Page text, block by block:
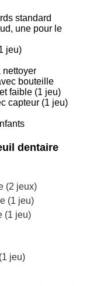
standard
une pour le
jeu)
nettoyer
bouteille
faible (1 jeu)
capteur (1 jeu)
dentaire
(2 jeux)
(1 jeu)
(1 jeu)
jeu)